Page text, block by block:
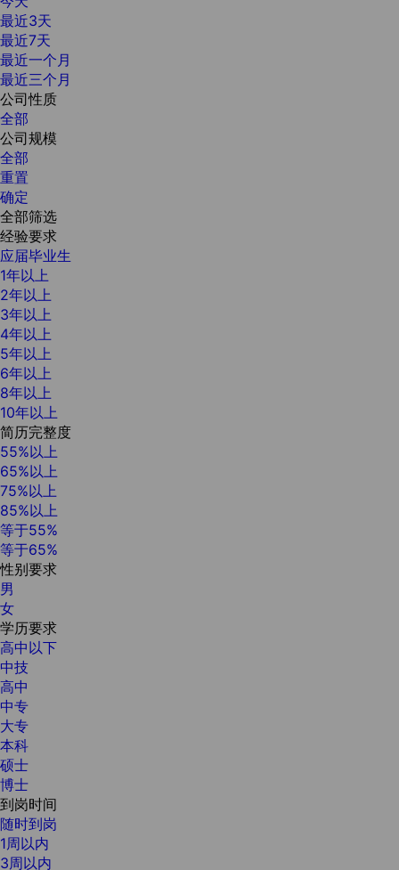
最近3天
最近7天
最近一个月
最近三个月
公司性质
全部
公司规模
全部
重置
确定
全部筛选
经验要求
应届毕业生
1年以上
2年以上
3年以上
4年以上
5年以上
6年以上
8年以上
10年以上
简历完整度
55%以上
65%以上
75%以上
85%以上
等于55%
等于65%
性别要求
男
女
学历要求
高中以下
中技
高中
中专
大专
本科
硕士
博士
到岗时间
随时到岗
1周以内
3周以内